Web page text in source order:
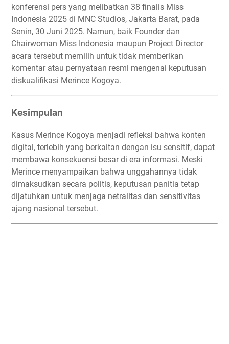
konferensi pers yang melibatkan 38 finalis Miss
Indonesia 2025 di MNC Studios, Jakarta Barat, pada
Senin, 30 Juni 2025. Namun, baik Founder dan
Chairwoman Miss Indonesia maupun Project Director
acara tersebut memilih untuk tidak memberikan
komentar atau pernyataan resmi mengenai keputusan
diskualifikasi Merince Kogoya.
Kesimpulan
Kasus Merince Kogoya menjadi refleksi bahwa konten
digital, terlebih yang berkaitan dengan isu sensitif, dapat
membawa konsekuensi besar di era informasi. Meski
Merince menyampaikan bahwa unggahannya tidak
dimaksudkan secara politis, keputusan panitia tetap
dijatuhkan untuk menjaga netralitas dan sensitivitas
ajang nasional tersebut.